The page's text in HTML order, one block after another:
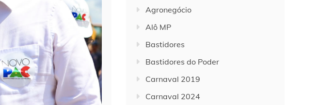
Agronegócio
Alô MP
Bastidores
Bastidores do Poder
Carnaval 2019
Carnaval 2024